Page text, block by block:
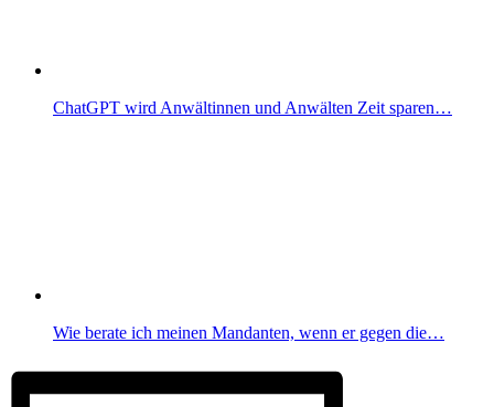
ChatGPT wird Anwältinnen und Anwälten Zeit sparen…
Wie berate ich meinen Mandanten, wenn er gegen die…